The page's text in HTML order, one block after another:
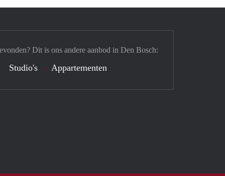
Dit is ons andere aanbod in Den Bosch:
Studio's Appartementen